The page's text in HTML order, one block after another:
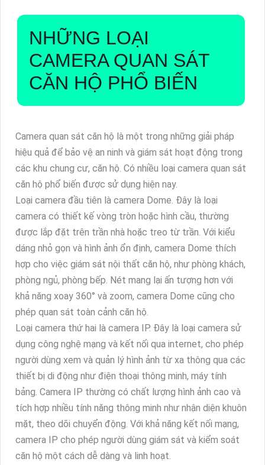
NHỮNG LOẠI
CAMERA QUAN SÁT
CĂN HỘ PHỔ BIẾN
Camera quan sát căn hộ là một trong những giải pháp
hiệu quả để bảo vệ an ninh và giám sát hoạt động trong
các khu chung cư, căn hộ. Có nhiều loại camera quan sát
căn hộ phổ biến được sử dụng hiện nay.
Loại camera đầu tiên là camera Dome. Đây là loại
camera có thiết kế vòng tròn hoặc hình cầu, thường
được lắp đặt trên trần nhà hoặc treo từ trần. Với kiểu
dáng nhỏ gọn và hình ảnh ổn định, camera Dome thích
hợp cho việc giám sát nội thất căn hộ, như phòng khách,
phòng ngủ, phòng bếp. Nét mang lại ấn tượng hơn với
khả năng xoay 360° và zoom, camera Dome cũng cho
phép quan sát toàn cảnh căn hộ.
Loại camera thứ hai là camera IP. Đây là loại camera sử
dụng công nghệ mạng và kết nối qua internet, cho phép
người dùng xem và quản lý hình ảnh từ xa thông qua các
thiết bị di động như điện thoại thông minh, máy tính
bảng. Camera IP thường có chất lượng hình ảnh cao và
tích hợp nhiều tính năng thông minh như nhận diện khuôn
mặt, theo dõi chuyển động. Với khả năng kết nối mạng,
camera IP cho phép người dùng giám sát và kiểm soát
căn hộ một cách dễ dàng và linh hoạt.